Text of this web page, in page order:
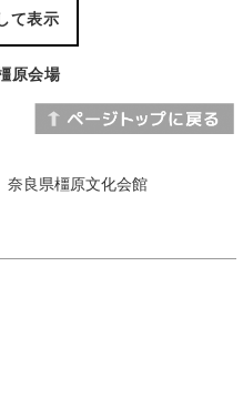
て表示
原会場
良県橿原文化会館